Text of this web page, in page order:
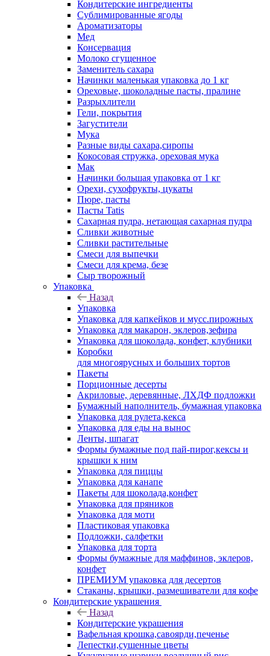
Кондитерские ингредиенты
Сублимированные ягоды
Ароматизаторы
Мед
Консервация
Молоко сгущенное
Заменитель сахара
Начинки маленькая упаковка до 1 кг
Ореховые, шоколадные пасты, пралине
Разрыхлители
Гели, покрытия
Загустители
Мука
Разные виды сахара,сиропы
Кокосовая стружка, ореховая мука
Мак
Начинки большая упаковка от 1 кг
Орехи, сухофрукты, цукаты
Пюре, пасты
Пасты Tatis
Сахарная пудра, нетающая сахарная пудра
Сливки животные
Сливки растительные
Смеси для выпечки
Смеси для крема, безе
Сыр творожный
Упаковка
Назад
Упаковка
Упаковка для капкейков и мусс.пирожных
Упаковка для макарон, эклеров,зефира
Упаковка для шоколада, конфет, клубники
Коробки
для многоярусных и больших тортов
Пакеты
Порционные десерты
Акриловые, деревянные, ЛХДФ подложки
Бумажный наполнитель, бумажная упаковка
Упаковка для рулета,кекса
Упаковка для еды на вынос
Ленты, шпагат
Формы бумажные под пай-пирог,кексы и
крышки к ним
Упаковка для пиццы
Упаковка для канапе
Пакеты для шоколада,конфет
Упаковка для пряников
Упаковка для моти
Пластиковая упаковка
Подложки, салфетки
Упаковка для торта
Формы бумажные для маффинов, эклеров,
конфет
ПРЕМИУМ упаковка для десертов
Стаканы, крышки, размешиватели для кофе
Кондитерские украшения
Назад
Кондитерские украшения
Вафельная крошка,савоярди,печенье
Лепестки,сушенные цветы